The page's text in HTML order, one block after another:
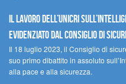
Il lavoro dell’UNICRI
evidenziato dal Consiglio di
Il 18 luglio 2023, il Consiglio di
suo primo dibattito in assoluto
alla pace e alla sicurezza.